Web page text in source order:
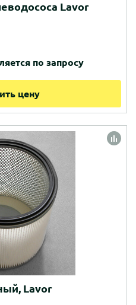
Lavor
по запросу
цену
Lavor